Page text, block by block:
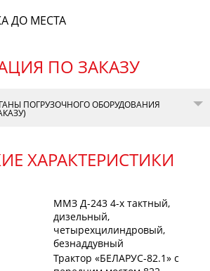
ДО МЕСТА
ПО ЗАКАЗУ
ПОГРУЗОЧНОГО ОБОРУДОВАНИЯ
ХАРАКТЕРИСТИКИ
ММЗ Д-243 4-х тактный,
дизельный,
четырехцилиндровый,
безнаддувный
Трактор «БЕЛАРУС-82.1» с